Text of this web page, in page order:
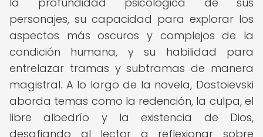
personajes, su capacidad para explorar los
aspectos más oscuros y complejos de la
condición humana, y su habilidad para
entrelazar tramas y subtramas de manera
magistral. A lo largo de la novela, Dostoievski
aborda temas como la redención, la culpa, el
libre albedrío y la existencia de Dios,
desafiando al lector a reflexionar sobre